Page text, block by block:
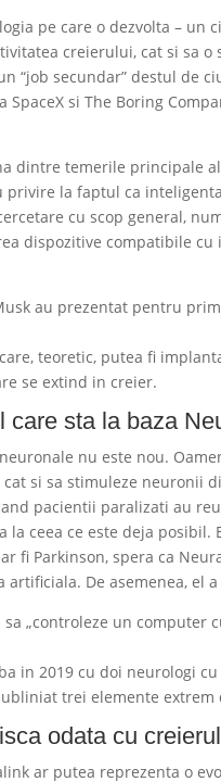
pe care o dezvolta –
creierului, cat si sa o
“job secundar” destul de
si The Boring
dintre temerile principale
la faptul ca
cu scop general,
dispozitive compatibile
au prezentat pentru
teoretic, putea fi
se extind in creier.
care sta la baza
nu este nou.
si sa stimuleze neuronii
pacientii paralizati au
la ceea ce este deja
fi Parkinson, spera ca
De asemenea, el
„controleze un computer
in 2019 cu doi neurologi
trei elemente
odata cu
ar putea reprezenta o